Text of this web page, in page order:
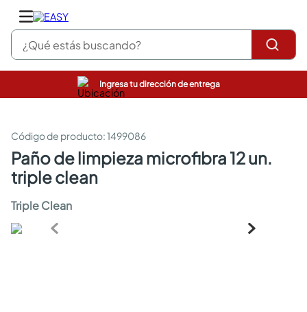
¿Qué estás buscando?
Ingresa tu dirección de entrega
:1499086
paño de limpieza microfibra 12 un.
triple clean
Triple Clean
pinturas
sanitarios
comedor
escritorio
armarios closet
comedores